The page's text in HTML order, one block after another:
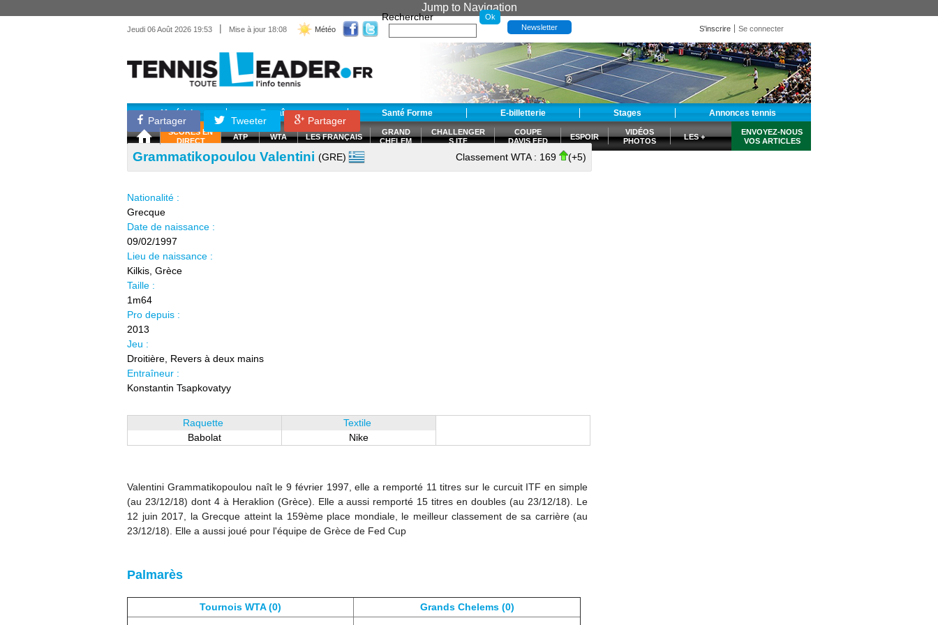
Jump to Navigation
Jeudi 06 Août 2026 19:53 | Mise à jour 18:08 Météo
Rechercher
Newsletter S'inscrire Se connecter
Matériel Entraînement Santé Forme E-billetterie Stages Annonces tennis
SCORES EN
DIRECT
ATP WTA LES FRANÇAIS
GRAND
CHELEM
CHALLENGER
S ITF
COUPE
DAVIS FED
ESPOIR
S
VIDÉOS
PHOTOS
LES +
ENVOYEZ-NOUS
VOS ARTICLES
Partager Tweeter Partager
Grammatikopoulou Valentini (GRE) Classement WTA : 169 (+5)
Nationalité :
Grecque
Date de naissance :
09/02/1997
Lieu de naissance :
Kilkis, Grèce
Taille :
1m64
Pro depuis :
2013
Jeu :
Droitière, Revers à deux mains
Entraîneur :
Konstantin Tsapkovatyy
Raquette
Babolat
Textile
Nike
Valentini Grammatikopoulou naît le 9 février 1997, elle a remporté 11 titres sur le curcuit ITF en simple
(au 23/12/18) dont 4 à Heraklion (Grèce). Elle a aussi remporté 15 titres en doubles (au 23/12/18). Le
12 juin 2017, la Grecque atteint la 159ème place mondiale, le meilleur classement de sa carrière (au
23/12/18). Elle a aussi joué pour l'équipe de Grèce de Fed Cup
Palmarès
Tournois WTA (0) Grands Chelems (0)